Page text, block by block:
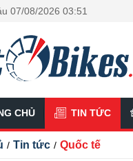
07/08/2026 03:51
CHỦ TIN TỨC
/ Tin tức / Quốc tế